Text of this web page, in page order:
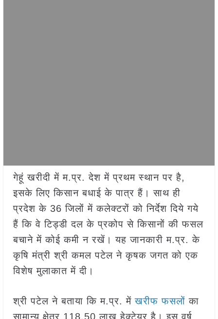
गेहूं खरीदी में म.प्र. देश में प्रथम स्थान पर है,
इसके लिए किसान बधाई के पात्र हैं। साथ ही
प्रदेश के 36 जिलों में कलेक्टरों को निर्देश दिये गये
हैं कि वे टिड्डी दल के प्रकोप से किसानों की फसल
बचाने में कोई कमी न रखें। यह जानकारी म.प्र. के
कृषि मंत्री श्री कमल पटेल ने कृषक जगत को एक
विशेष मुलाकात में दी।
श्री पटेल ने बताया कि म.प्र. मेंखरीफ फसलों का
सामान्य क्षेत्र 118.50 लाख हेक्टेयर है। इस वर्ष